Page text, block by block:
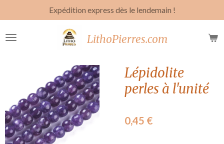
au
contenu
LithoPierres.com
Expédition express dès le lendemain !
Lépidolite
perles à l'unité
0,45 €